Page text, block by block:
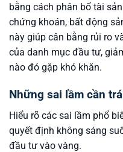
bằng cách phân bổ tài
chứng khoán, bất động
này giúp cân bằng rủi ro
của danh mục đầu tư,
nào đó gặp khó khăn.
Những sai lầm cần
Hiểu rõ các sai lầm phổ
quyết định không sáng
đầu tư vào vàng.